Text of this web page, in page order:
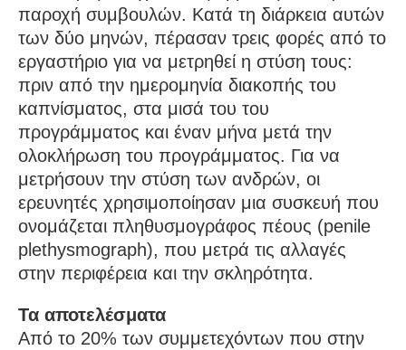
παροχή συμβουλών. Κατά τη διάρκεια αυτών
των δύο μηνών, πέρασαν τρεις φορές από το
εργαστήριο για να μετρηθεί η στύση τους:
πριν από την ημερομηνία διακοπής του
καπνίσματος, στα μισά του του
προγράμματος και έναν μήνα μετά την
ολοκλήρωση του προγράμματος. Για να
μετρήσουν την στύση των ανδρών, οι
ερευνητές χρησιμοποίησαν μια συσκευή που
ονομάζεται πληθυσμογράφος πέους (penile
plethysmograph), που μετρά τις αλλαγές
στην περιφέρεια και την σκληρότητα.
Τα αποτελέσματα
Από το 20% των συμμετεχόντων που στην